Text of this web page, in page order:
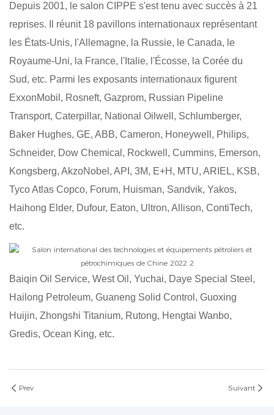
Depuis 2001, le salon CIPPE s'est tenu avec succès à 21
reprises. Il réunit 18 pavillons internationaux représentant
les États-Unis, l'Allemagne, la Russie, le Canada, le
Royaume-Uni, la France, l'Italie, l'Écosse, la Corée du
Sud, etc. Parmi les exposants internationaux figurent
ExxonMobil, Rosneft, Gazprom, Russian Pipeline
Transport, Caterpillar, National Oilwell, Schlumberger,
Baker Hughes, GE, ABB, Cameron, Honeywell, Philips,
Schneider, Dow Chemical, Rockwell, Cummins, Emerson,
Kongsberg, AkzoNobel, API, 3M, E+H, MTU, ARIEL, KSB,
Tyco Atlas Copco, Forum, Huisman, Sandvik, Yakos,
Haihong Elder, Dufour, Eaton, Ultron, Allison, ContiTech,
etc.
Baiqin Oil Service, West Oil, Yuchai, Daye Special Steel,
Hailong Petroleum, Guaneng Solid Control, Guoxing
Huijin, Zhongshi Titanium, Rutong, Hengtai Wanbo,
Gredis, Ocean King, etc.
Prev Suivant